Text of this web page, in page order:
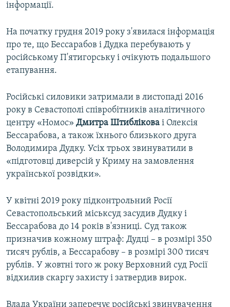
інформації.
На початку грудня 2019 року з'явилася інформація
про те, що Бессарабов і Дудка перебувають у
російському П'ятигорську і очікують подальшого
етапування.
Російські силовики затримали в листопаді 2016
року в Севастополі співробітників аналітичного
центру «Номос» Дмитра Штиблікова і Олексія
Бессарабова, а також їхнього близького друга
Володимира Дудку. Усіх трьох звинуватили в
«підготовці диверсій у Криму на замовлення
української розвідки».
У квітні 2019 року підконтрольний Росії
Севастопольський міськсуд засудив Дудку і
Бессарабова до 14 років в'язниці. Суд також
призначив кожному штраф: Дудці – в розмірі 350
тисяч рублів, а Бессарабову – в розмірі 300 тисяч
рублів. У жовтні того ж року Верховний суд Росії
відхилив скаргу захисту і затвердив вирок.
Влада України заперечує російські звинувачення